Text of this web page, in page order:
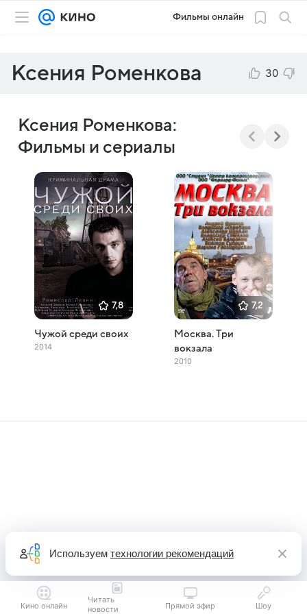
Фильмы онлайн
Ксения Роменкова 30
Ксения Роменкова:
Фильмы и сериалы
7,8
Чужой среди своих
2014
7,2
Москва. Три
вокзала
2010
Кино онлайн
Читать
новости
Прямой эфир Шоу
Используем технологии рекомендаций